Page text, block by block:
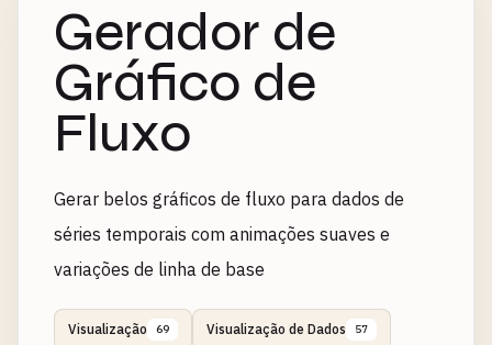
Gerador de
Gráfico de
Fluxo
Gerar belos gráficos de fluxo para dados de
séries temporais com animações suaves e
variações de linha de base
Visualização 69 Visualização de Dados 57